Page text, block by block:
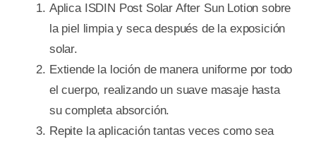
Aplica ISDIN Post Solar After Sun Lotion sobre
la piel limpia y seca después de la exposición
solar.
Extiende la loción de manera uniforme por todo
el cuerpo, realizando un suave masaje hasta
su completa absorción.
Repite la aplicación tantas veces como sea